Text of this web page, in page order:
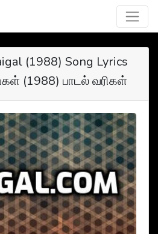
(1988) Song Lyrics
(1988) பாடல் வரிகள்